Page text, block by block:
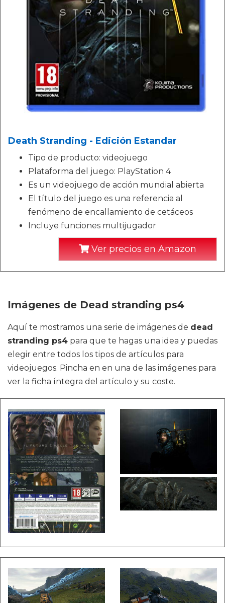
Death Stranding - Edición Estandar
Tipo de producto: videojuego
Plataforma del juego: PlayStation 4
Es un videojuego de acción mundial abierta
El título del juego es una referencia al
fenómeno de encallamiento de cetáceos
Incluye funciones multijugador
Ver precios en Amazon
Imágenes de Dead stranding ps4
Aquí te mostramos una serie de imágenes de dead
stranding ps4 para que te hagas una idea y puedas
elegir entre todos los tipos de artículos para
videojuegos. Pincha en en una de las imágenes para
ver la ficha íntegra del artículo y su coste.